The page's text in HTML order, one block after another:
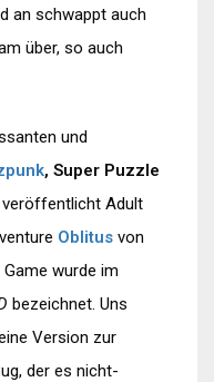
an schwappt auch
über, so auch
und
, Super Puzzle
Adult
Oblitus von
wurde im
bezeichnet. Uns
Version zur
der es nicht-